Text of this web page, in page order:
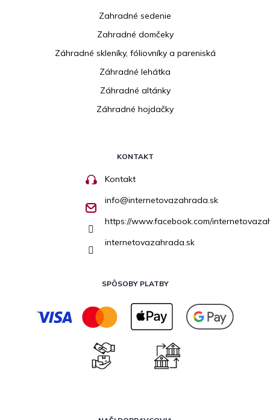
Zahradné sedenie
Zahradné domčeky
Záhradné skleníky, fóliovníky a pareniská
Záhradné lehátka
Záhradné altánky
Záhradné hojdačky
KONTAKT
Kontakt
info@internetovazahrada.sk
https://www.facebook.com/
internetovazahrada.sk
SPÔSOBY PLATBY